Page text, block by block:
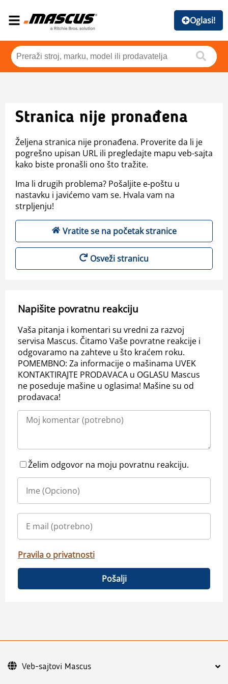
Oglasi!
Stranica nije pronađena
Željena stranica nije pronađena. Proverite da li je
pogrešno upisan URL ili pregledajte mapu veb-sajta
kako biste pronašli ono što tražite.
Ima li drugih problema? Pošaljite e-poštu u
nastavku i javićemo vam se. Hvala vam na
strpljenju!
Vratite se na početak stranice
Osveži stranicu
Napišite povratnu reakciju
Vaša pitanja i komentari su vredni za razvoj
servisa Mascus. Čitamo Vaše povratne reakcije i
odgovaramo na zahteve u što kraćem roku.
POMEMBNO: Za informacije o mašinama UVEK
KONTAKTIRAJTE PRODAVACA u OGLASU Mascus
ne poseduje mašine u oglasima! Mašine su od
prodavaca!
Želim odgovor na moju povratnu reakciju.
Pravila o privatnosti
Pošalji
Veb-sajtovi Mascus